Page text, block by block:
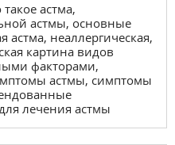
такое астма,
астмы, основные
астма, неаллергическая,
картина видов
факторами,
астмы, симптомы
лечения астмы